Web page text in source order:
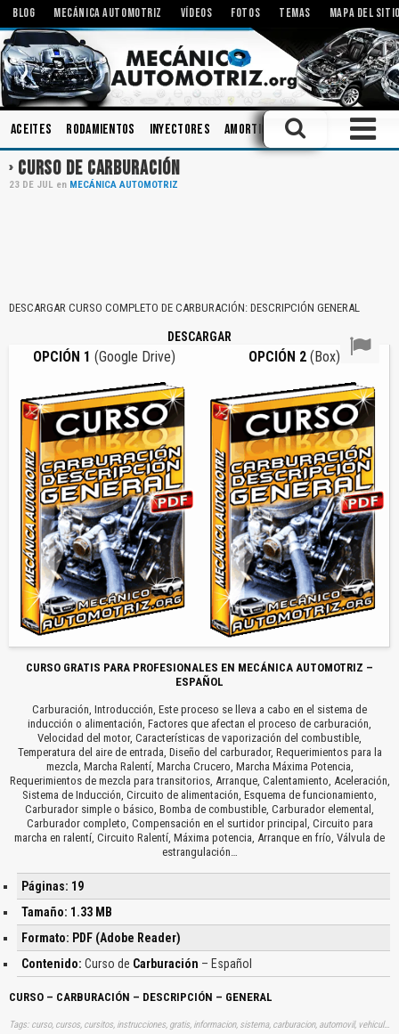
BLOG MECÁNICA AUTOMOTRIZ VÍDEOS FOTOS TEMAS MAPA DEL
Aceites Rodamientos Inyectores Amortiguadores Tecnologías
CURSO DE CARBURACIÓN
23 DE JUL en MECÁNICA AUTOMOTRIZ
DESCARGAR CURSO COMPLETO DE CARBURACIÓN: DESCRIPCIÓN GENERAL
DESCARGAR
OPCIÓN 1 (Google Drive) OPCIÓN 2(Box)
CURSO GRATIS PARA PROFESIONALES EN MECÁNICA AUTOMOTRIZ –
ESPAÑOL
Carburación, Introducción, Este proceso se lleva a cabo en el sistema de
inducción o alimentación, Factores que afectan el proceso de carburación,
Velocidad del motor, Características de vaporización del combustible,
Temperatura del aire de entrada, Diseño del carburador, Requerimientos para la
mezcla, Marcha Ralentí, Marcha Crucero, Marcha Máxima Potencia,
Requerimientos de mezcla para transitorios, Arranque, Calentamiento, Aceleración,
Sistema de Inducción, Circuito de alimentación, Esquema de funcionamiento,
Carburador simple o básico, Bomba de combustible, Carburador elemental,
Carburador completo, Compensación en el surtidor principal, Circuito para
marcha en ralentí, Circuito Ralentí, Máxima potencia, Arranque en frío, Válvula de
estrangulación…
Páginas: 19
Tamaño: 1.33 MB
Formato: PDF (Adobe Reader)
Contenido: Curso de Carburación – Español
CURSO – CARBURACIÓN – DESCRIPCIÓN – GENERAL
Tags: curso, cursos, cursitos, instrucciones, gratis, informacion, sistema, carburacion, automovil, vehiculo, aprender, descargas